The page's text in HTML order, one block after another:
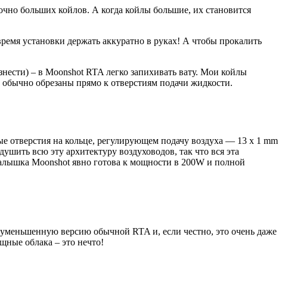
больших койлов. А когда койлы большие, их становится
установки держать аккуратно в руках! А чтобы прокалить
– в Moonshot RTA легко запихивать вату. Мои койлы
обрезаны прямо к отверстиям подачи жидкости.
отверстия на кольце, регулирующем подачу воздуха — 13 x 1 mm
всю эту архитектуру воздуховодов, так что вся эта
Moonshot явно готова к мощности в 200W и полной
версию обычной RTA и, если честно, это очень даже
облака – это нечто!